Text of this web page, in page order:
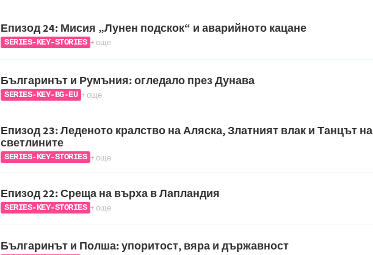
Епизод 24: Мисия „Лунен подскок“ и аварийното кацане
SERIES-KEY-STORIES + още
Българинът и Румъния: огледало през Дунава
SERIES-KEY-BG-EU + още
Епизод 23: Леденото кралство на Аляска, Златният влак и Танцът на
светлините
SERIES-KEY-STORIES + още
Епизод 22: Среща на върха в Лапландия
SERIES-KEY-STORIES + още
Българинът и Полша: упоритост, вяра и държавност